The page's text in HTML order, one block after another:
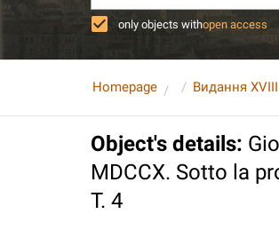
only objects withopen access
Homepage Видання XVIII
Object's details:
MDCCX. Sotto la
T. 4